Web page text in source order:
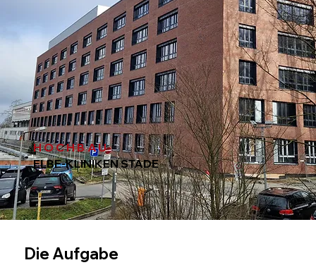
HOCHBAU
ELBE-KLINIKEN STADE
Die Aufgabe